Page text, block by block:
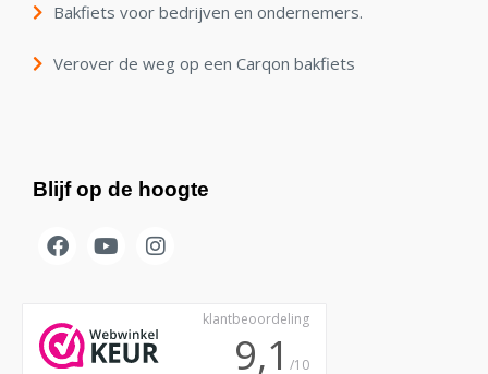
Bakfiets voor bedrijven en ondernemers.
Verover de weg op een Carqon bakfiets
Blijf op de hoogte